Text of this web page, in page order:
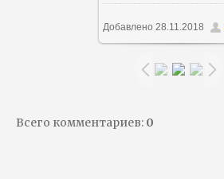
705x800/ 120.3Kb
Добавлено 28.11.2018
Всего комментариев: 0